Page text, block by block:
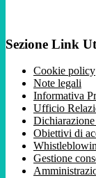
Sezione Link
Cookie policy
Note legali
Informativa
Ufficio
Obiettivi di
Gestione